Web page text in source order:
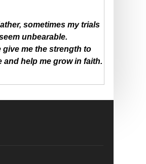
sometimes my trials
unbearable.
give me the strength to
and help me grow in faith.